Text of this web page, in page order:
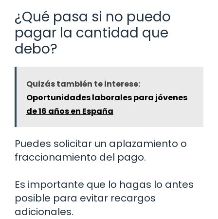
¿Qué pasa si no puedo
pagar la cantidad que
debo?
Quizás también te interese:
Oportunidades laborales para jóvenes
de 16 años en España
Puedes solicitar un aplazamiento o
fraccionamiento del pago.
Es importante que lo hagas lo antes
posible para evitar recargos
adicionales.